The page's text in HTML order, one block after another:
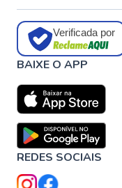
Verificada por
BAIXE O APP
REDES SOCIAIS